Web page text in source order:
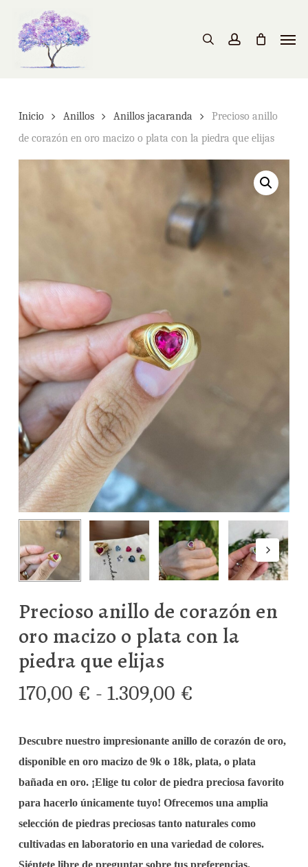
main
content
search account
Inicio Anillos Anillos jacaranda
Precioso anillo
de corazón en oro macizo o plata con la piedra que elijas
Precioso anillo de corazón en
oro macizo o plata con la
piedra que elijas
170,00 € - 1.309,00 €
precios:
desde
170,00 €
hasta
1.309,00 €
Descubre nuestro impresionante anillo de corazón de oro,
disponible en oro macizo de 9k o 18k, plata, o plata
bañada en oro. ¡Elige tu color de piedra preciosa favorito
para hacerlo únicamente tuyo! Ofrecemos una amplia
selección de piedras preciosas tanto naturales como
cultivadas en laboratorio en una variedad de colores.
Siéntete libre de preguntar sobre tus preferencias.